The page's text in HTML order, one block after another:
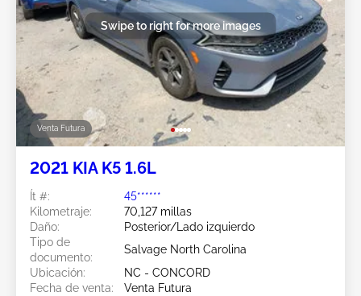
Venta Futura
Swipe to right for more images
2021 KIA K5 1.6L
Ít #:
45******
Kilometraje:
70,127 millas
Daño:
Posterior/Lado izquierdo
Tipo de
documento:
Salvage North Carolina
Ubicación:
NC - CONCORD
Fecha de venta:
Venta Futura